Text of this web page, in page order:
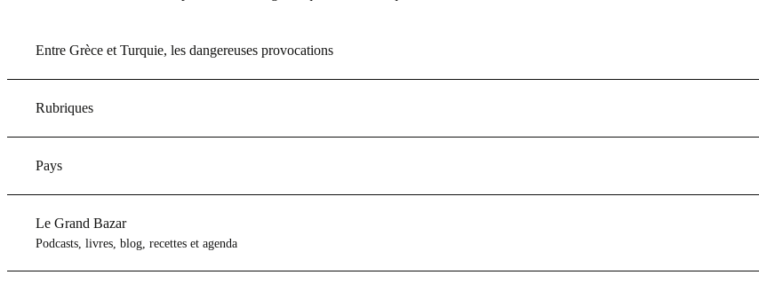
Entre Grèce et Turquie, les dangereuses provocations
Rubriques
Pays
Le Grand Bazar
Podcasts, livres, blog, recettes et agenda